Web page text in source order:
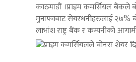
काठमाडौं ।प्राइम कमर्सियल
मुनाफाबाट सेयरधनीहरुलाई २७%
लाभांश राष्ट्र बैंक र कम्पनीको